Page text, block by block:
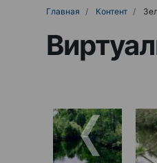
Главная Контент